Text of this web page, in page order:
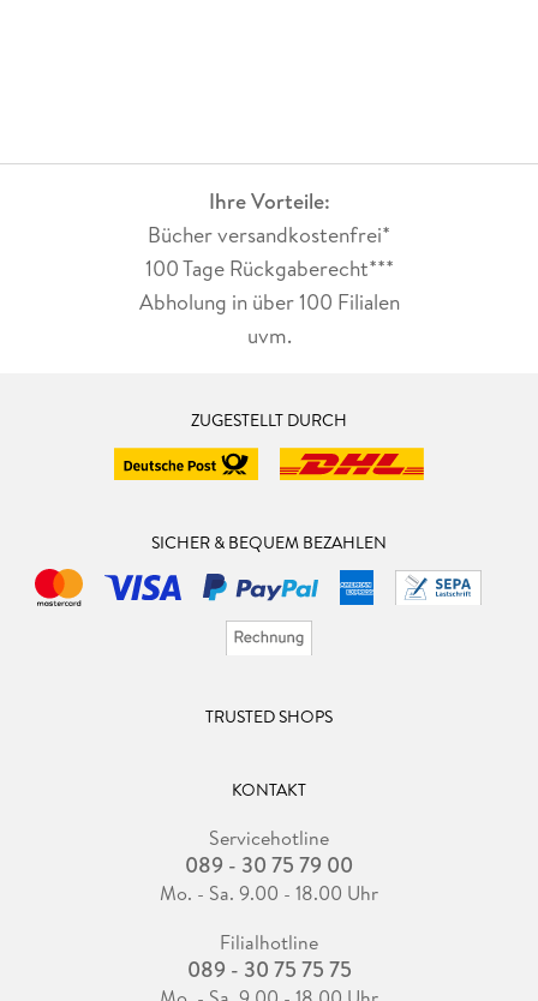
Ihre Vorteile:
Bücher versandkostenfrei*
100 Tage Rückgaberecht***
Abholung in über 100 Filialen
uvm.
ZUGESTELLT DURCH
SICHER & BEQUEM BEZAHLEN
TRUSTED SHOPS
KONTAKT
Servicehotline
089 - 30 75 79 00
Mo. - Sa. 9.00 - 18.00 Uhr
Filialhotline
089 - 30 75 75 75